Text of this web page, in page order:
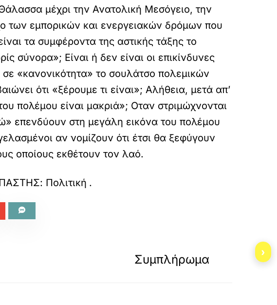
μέχρι την Ανατολική Μεσόγειο, την
των εμπορικών και ενεργειακών δρόμων που
τα συμφέροντα της αστικής τάξης το
σύνορα»; Είναι ή δεν είναι οι επικίνδυνες
«κανονικότητα» το σουλάτσο πολεμικών
ότι «ξέρουμε τι είναι»; Αλήθεια, μετά απ’
πολέμου είναι μακριά»; Οταν στριμώχνονται
επενδύουν στη μεγάλη εικόνα του πολέμου
αν νομίζουν ότι έτσι θα ξεφύγουν
οποίους εκθέτουν τον λαό.
Πολιτική .
Συμπλήρωμα
›